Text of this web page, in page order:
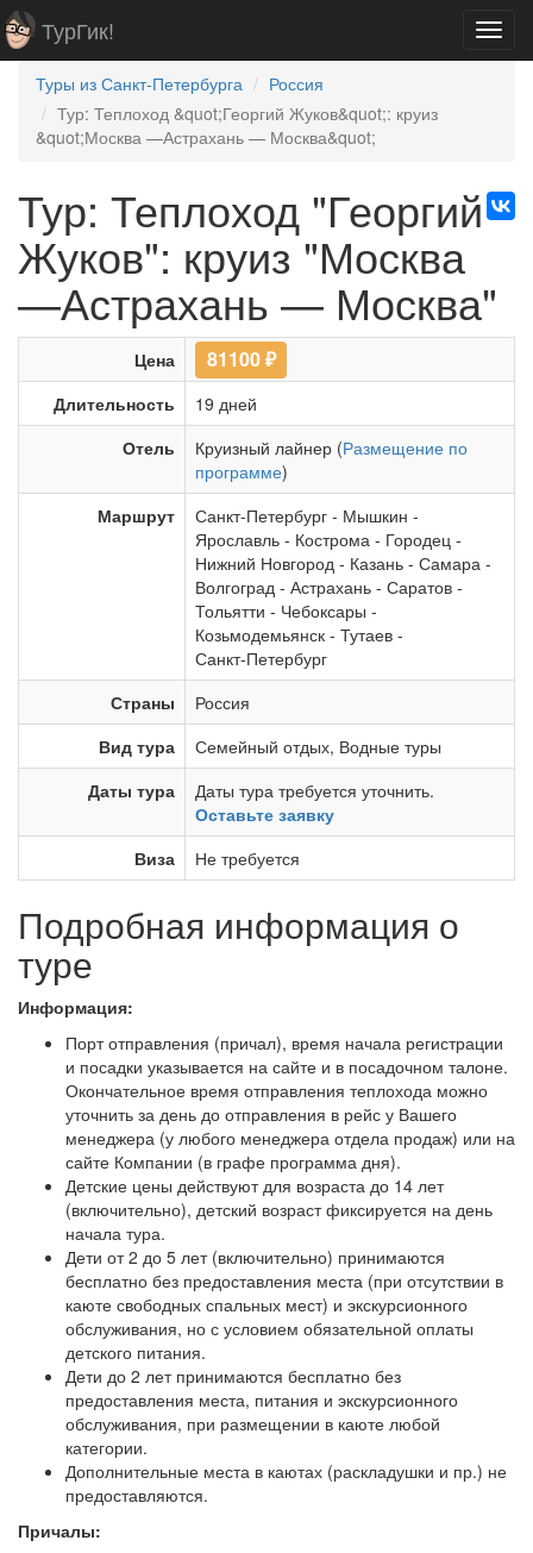
ТурГик!
Туры из Санкт-Петербурга
Россия
Тур: Теплоход &quot;Георгий Жуков&quot;: круиз
&quot;Москва —Астрахань — Москва&quot;
Тур: Теплоход "Георгий
Жуков": круиз "Москва
—Астрахань — Москва"
Цена 81100₽
Длительность
19 дней
Отель
Круизный лайнер (Размещение по
программе)
Маршрут
Санкт-Петербург - Мышкин -
Ярославль - Кострома - Городец -
Нижний Новгород - Казань - Самара -
Волгоград - Астрахань - Саратов -
Тольятти - Чебоксары -
Козьмодемьянск - Тутаев -
Санкт-Петербург
Страны
Россия
Вид тура
Семейный отдых, Водные туры
Даты тура
Даты тура требуется уточнить.
Оставьте заявку
Виза
Не требуется
Подробная информация о
туре
Информация:
Порт отправления (причал), время начала регистрации
и посадки указывается на сайте и в посадочном талоне.
Окончательное время отправления теплохода можно
уточнить за день до отправления в рейс у Вашего
менеджера (у любого менеджера отдела продаж) или на
сайте Компании (в графе программа дня).
Детские цены действуют для возраста до 14 лет
(включительно), детский возраст фиксируется на день
начала тура.
Дети от 2 до 5 лет (включительно) принимаются
бесплатно без предоставления места (при отсутствии в
каюте свободных спальных мест) и экскурсионного
обслуживания, но с условием обязательной оплаты
детского питания.
Дети до 2 лет принимаются бесплатно без
предоставления места, питания и экскурсионного
обслуживания, при размещении в каюте любой
категории.
Дополнительные места в каютах (раскладушки и пр.) не
предоставляются.
Причалы: